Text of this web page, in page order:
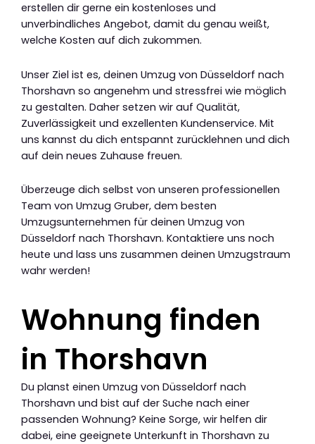
erstellen dir gerne ein kostenloses und
unverbindliches Angebot, damit du genau weißt,
welche Kosten auf dich zukommen.
Unser Ziel ist es, deinen Umzug von Düsseldorf nach
Thorshavn so angenehm und stressfrei wie möglich
zu gestalten. Daher setzen wir auf Qualität,
Zuverlässigkeit und exzellenten Kundenservice. Mit
uns kannst du dich entspannt zurücklehnen und dich
auf dein neues Zuhause freuen.
Überzeuge dich selbst von unseren professionellen
Team von Umzug Gruber, dem besten
Umzugsunternehmen für deinen Umzug von
Düsseldorf nach Thorshavn. Kontaktiere uns noch
heute und lass uns zusammen deinen Umzugstraum
wahr werden!
Wohnung finden
in Thorshavn
Du planst einen Umzug von Düsseldorf nach
Thorshavn und bist auf der Suche nach einer
passenden Wohnung? Keine Sorge, wir helfen dir
dabei, eine geeignete Unterkunft in Thorshavn zu